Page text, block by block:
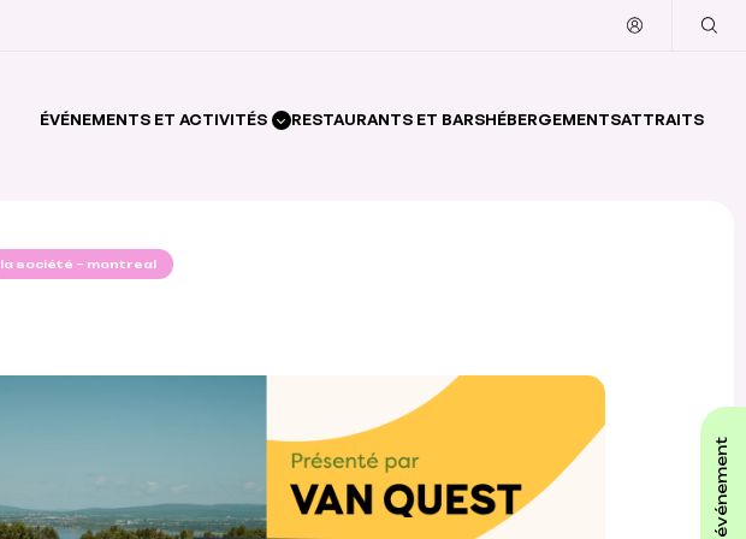
ÉVÉNEMENTS ET ACTIVITÉS RESTAURANTS ET BARSHÉBERGEMENTSATTRAITS
la société – montreal